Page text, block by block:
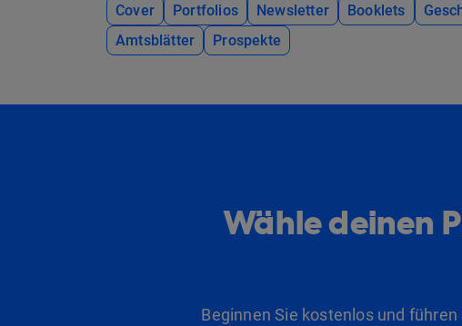
Cover
Portfolios Newsletter Booklets
Amtsblätter
Prospekte
Wähle deinen
Beginnen Sie kostenlos und